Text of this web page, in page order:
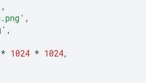
,
,
,
* 1024 * 1024,